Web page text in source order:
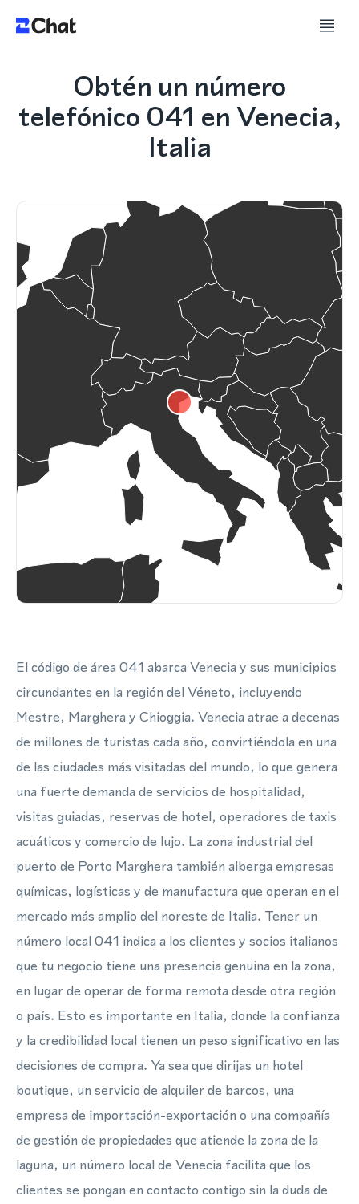
Obtén un número
telefónico 041 en Venecia,
Italia
El código de área 041 abarca Venecia y sus municipios
circundantes en la región del Véneto, incluyendo
Mestre, Marghera y Chioggia. Venecia atrae a decenas
de millones de turistas cada año, convirtiéndola en una
de las ciudades más visitadas del mundo, lo que genera
una fuerte demanda de servicios de hospitalidad,
visitas guiadas, reservas de hotel, operadores de taxis
acuáticos y comercio de lujo. La zona industrial del
puerto de Porto Marghera también alberga empresas
químicas, logísticas y de manufactura que operan en el
mercado más amplio del noreste de Italia. Tener un
número local 041 indica a los clientes y socios italianos
que tu negocio tiene una presencia genuina en la zona,
en lugar de operar de forma remota desde otra región
o país. Esto es importante en Italia, donde la confianza
y la credibilidad local tienen un peso significativo en las
decisiones de compra. Ya sea que dirijas un hotel
boutique, un servicio de alquiler de barcos, una
empresa de importación-exportación o una compañía
de gestión de propiedades que atiende la zona de la
laguna, un número local de Venecia facilita que los
clientes se pongan en contacto contigo sin la duda de